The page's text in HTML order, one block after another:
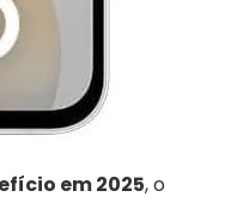
em 2025, o